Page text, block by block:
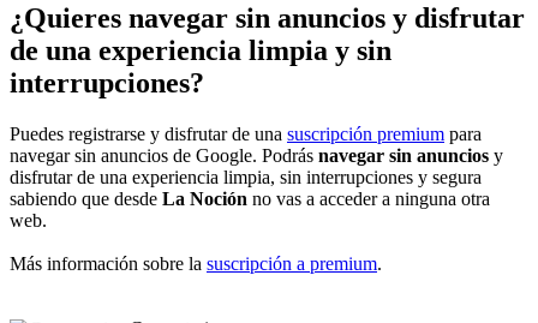
¿Quieres navegar sin anuncios y disfrutar
de una experiencia limpia y sin
interrupciones?
Puedes registrarse y disfrutar de una suscripción premium para
navegar sin anuncios de Google. Podrás navegar sin anuncios y
disfrutar de una experiencia limpia, sin interrupciones y segura
sabiendo que desde La Noción no vas a acceder a ninguna otra
web.
Más información sobre la suscripción a premium.